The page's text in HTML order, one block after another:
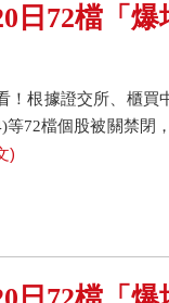
日72檔「
！根據證交所、櫃
72檔個股被關禁閉
)